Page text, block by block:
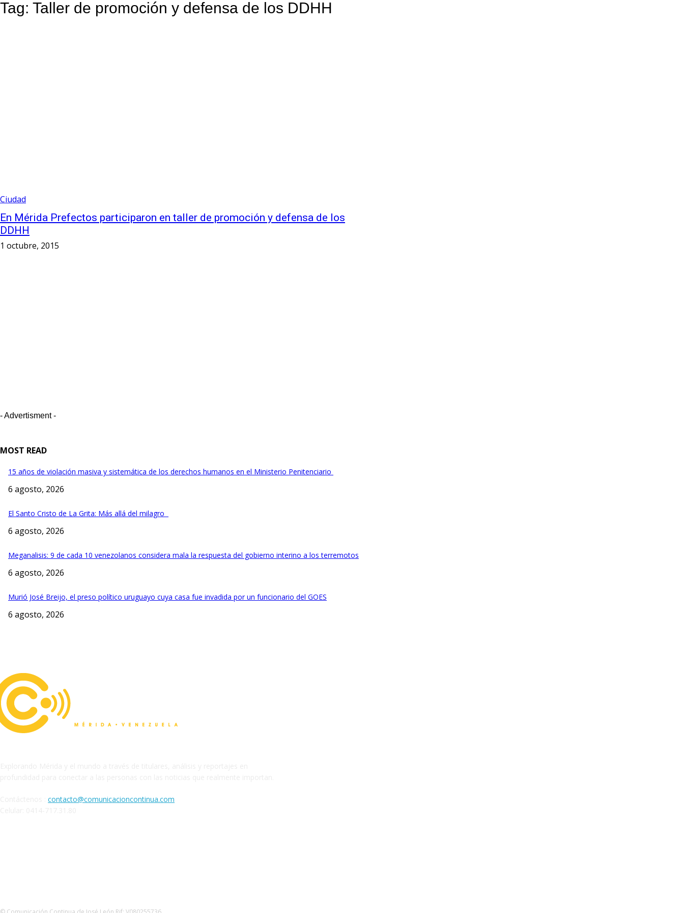
Tag: Taller de promoción y defensa de los DDHH
Ciudad
En Mérida Prefectos participaron en taller de promoción y defensa de los
DDHH
1 octubre, 2015
- Advertisment -
MOST READ
15 años de violación masiva y sistemática de los derechos humanos en el Ministerio Penitenciario
6 agosto, 2026
El Santo Cristo de La Grita: Más allá del milagro
6 agosto, 2026
Meganalisis: 9 de cada 10 venezolanos considera mala la respuesta del gobierno interino a los terremotos
6 agosto, 2026
Murió José Breijo, el preso político uruguayo cuya casa fue invadida por un funcionario del GOES
6 agosto, 2026
contacto@comunicacioncontinua.com